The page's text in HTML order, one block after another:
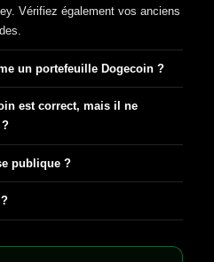
Vérifiez également vos anciens
un portefeuille Dogecoin ?
est correct, mais il ne
publique ?